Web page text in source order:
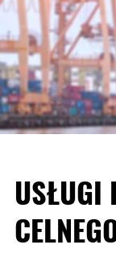
USŁUGI